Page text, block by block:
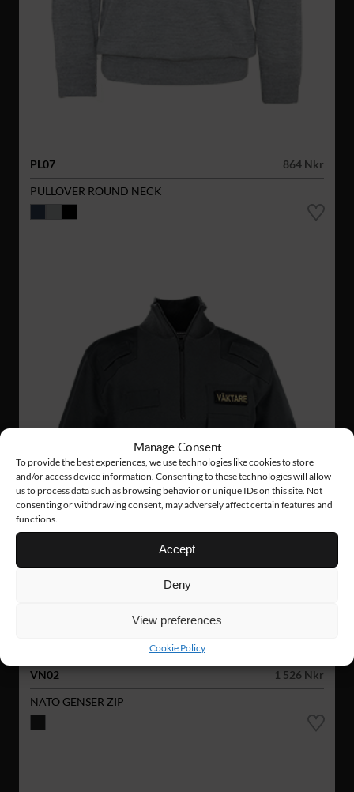
Manage Consent
To provide the best experiences, we use technologies like cookies to store
and/or access device information. Consenting to these technologies will allow
us to process data such as browsing behavior or unique IDs on this site. Not
consenting or withdrawing consent, may adversely affect certain features and
functions.
Accept
Deny
View preferences
Cookie Policy
PL07
864 Nkr
PULLOVER ROUND NECK
VN02
1 526 Nkr
NATO GENSER ZIP